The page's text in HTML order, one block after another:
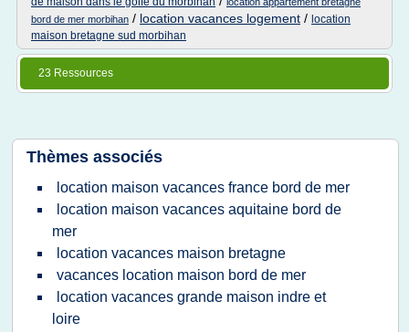
bord de mer morbihan / location vacances logement / location
maison bretagne sud morbihan
23 Ressources
Thèmes associés
location maison vacances france bord de mer
location maison vacances aquitaine bord de
mer
location vacances maison bretagne
vacances location maison bord de mer
location vacances grande maison indre et
loire